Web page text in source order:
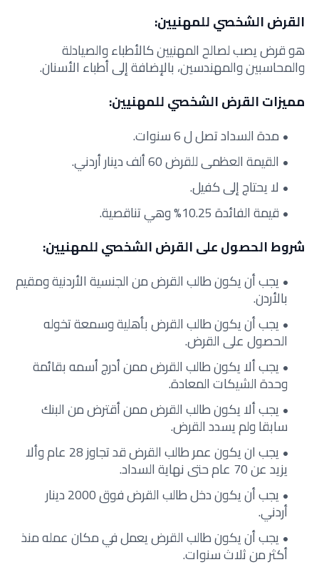
القرض الشخصي للمهنيين:
هو قرض يصب لصالح المهنيين كالأطباء والصيادلة
والمحاسبين والمهندسين، بالإضافة إلى أطباء الأسنان.
مميزات القرض الشخصي للمهنيين:
مدة السداد تصل ل 6 سنوات.
القيمة العظمى للقرض 60 ألف دينار أردني.
لا يحتاج إلى كفيل.
قيمة الفائدة 10.25% وهي تناقصية.
شروط الحصول على القرض الشخصي للمهنيين:
يجب أن يكون طالب القرض من الجنسية الأردنية ومقيم
بالأردن.
يجب أن يكون طالب القرض بأهلية وسمعة تخوله
الحصول على القرض.
يجب ألا يكون طالب القرض ممن أدرج أسمه بقائمة
وحدة الشيكات المعادة.
يجب ألا يكون طالب القرض ممن أقترض من البنك
سابقا ولم يسدد القرض.
يجب ان يكون عمر طالب القرض قد تجاوز 28 عام وألا
يزيد عن 70 عام حتى نهاية السداد.
يجب أن يكون دخل طالب القرض فوق 2000 دينار
أردني.
يجب أن يكون طالب القرض يعمل في مكان عمله منذ
أكثر من ثلاث سنوات.